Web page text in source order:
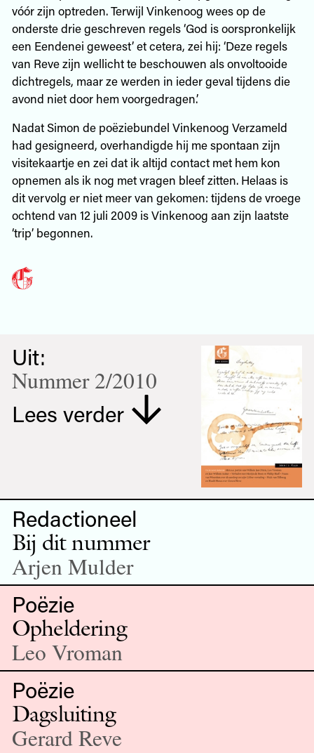
vóór zijn optreden. Terwijl Vinkenoog wees op de
onderste drie geschreven regels ‘God is oorspronkelijk
een Eendenei geweest’ et cetera, zei hij: ‘Deze regels
van Reve zijn wellicht te beschouwen als onvoltooide
dichtregels, maar ze werden in ieder geval tijdens die
avond niet door hem voorgedragen.’
Nadat Simon de poëziebundel Vinkenoog Verzameld
had gesigneerd, overhandigde hij me spontaan zijn
visitekaartje en zei dat ik altijd contact met hem kon
opnemen als ik nog met vragen bleef zitten. Helaas is
dit vervolg er niet meer van gekomen: tijdens de vroege
ochtend van 12 juli 2009 is Vinkenoog aan zijn laatste
‘trip’ begonnen.
Uit:
Nummer 2/2010
Lees verder
Redactioneel
Bij dit nummer
Arjen Mulder
Poëzie
Opheldering
Leo Vroman
Poëzie
Dagsluiting
Gerard Reve